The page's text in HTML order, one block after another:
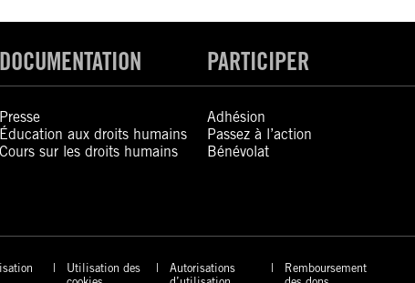
DOCUMENTATION
Presse
Éducation aux droits humains
Cours sur les droits humains
PARTICIPER
Adhésion
Passez à l’action
Bénévolat
Utilisation des
Autorisations
Remboursement